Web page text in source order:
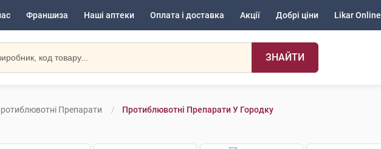
Франшиза Наші аптеки Оплата і доставка Акції Добрі ціни Likar Online
ЗНАЙТИ
Препарати Протиблювотні Препарати У Городку